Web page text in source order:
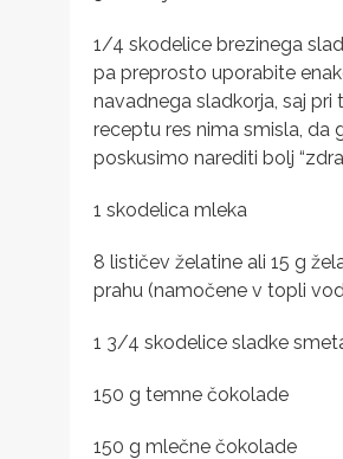
1/4 skodelice brezinega
pa preprosto uporabite
navadnega sladkorja, saj pri
receptu res nima smisla, da
poskusimo narediti bolj
1 skodelica mleka
8 lističev želatine ali 15 g
prahu (namočene v topli
1 3/4 skodelice sladke
150 g temne čokolade
150 g mlečne čokolade